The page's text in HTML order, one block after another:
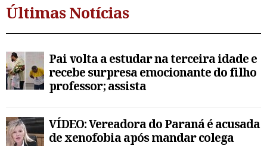
Últimas Notícias
Pai volta a estudar na terceira idade e
recebe surpresa emocionante do filho
professor; assista
VÍDEO: Vereadora do Paraná é acusada
de xenofobia após mandar colega